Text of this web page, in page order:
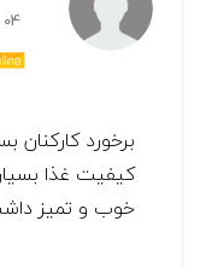
04 مهر 1397
برخورد کارکنان
کیفیت غذا
خوب و تمیز